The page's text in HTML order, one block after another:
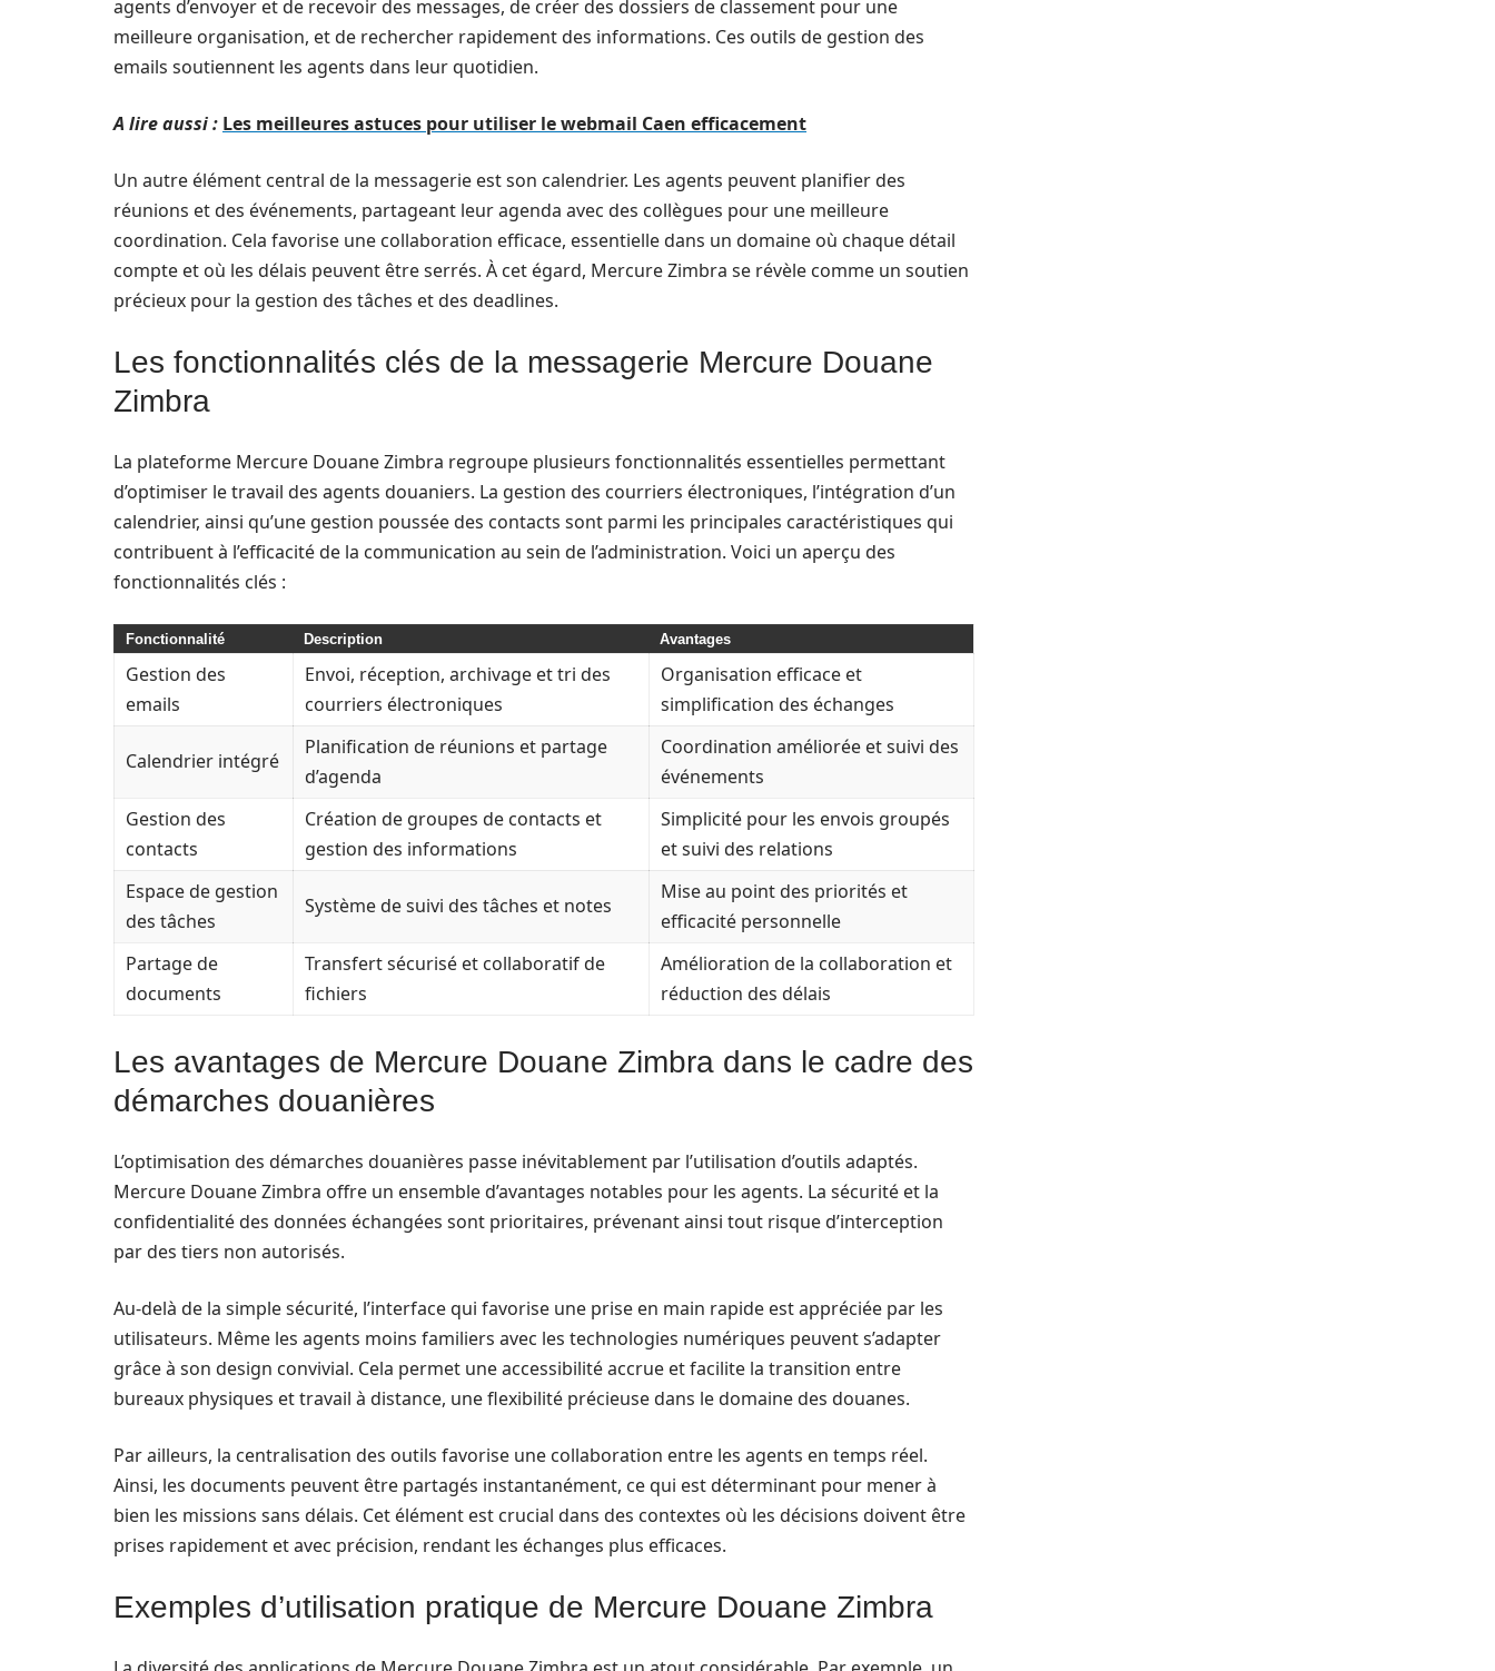
agents d’envoyer et de recevoir des messages, de créer des dossiers de classement pour une
meilleure organisation, et de rechercher rapidement des informations. Ces outils de gestion des
emails soutiennent les agents dans leur quotidien.
A lire aussi : Les meilleures astuces pour utiliser le webmail Caen efficacement
Un autre élément central de la messagerie est son calendrier. Les agents peuvent planifier des
réunions et des événements, partageant leur agenda avec des collègues pour une meilleure
coordination. Cela favorise une collaboration efficace, essentielle dans un domaine où chaque détail
compte et où les délais peuvent être serrés. À cet égard, Mercure Zimbra se révèle comme un soutien
précieux pour la gestion des tâches et des deadlines.
Les fonctionnalités clés de la messagerie Mercure Douane
Zimbra
La plateforme Mercure Douane Zimbra regroupe plusieurs fonctionnalités essentielles permettant
d’optimiser le travail des agents douaniers. La gestion des courriers électroniques, l’intégration d’un
calendrier, ainsi qu’une gestion poussée des contacts sont parmi les principales caractéristiques qui
contribuent à l’efficacité de la communication au sein de l’administration. Voici un aperçu des
fonctionnalités clés :
Fonctionnalité Description Avantages
Gestion des
emails
Envoi, réception, archivage et tri des
courriers électroniques
Organisation efficace et
simplification des échanges
Calendrier intégré
Planification de réunions et partage
d’agenda
Coordination améliorée et suivi des
événements
Gestion des
contacts
Création de groupes de contacts et
gestion des informations
Simplicité pour les envois groupés
et suivi des relations
Espace de gestion
des tâches
Système de suivi des tâches et notes
Mise au point des priorités et
efficacité personnelle
Partage de
documents
Transfert sécurisé et collaboratif de
fichiers
Amélioration de la collaboration et
réduction des délais
Les avantages de Mercure Douane Zimbra dans le cadre des
démarches douanières
L’optimisation des démarches douanières passe inévitablement par l’utilisation d’outils adaptés.
Mercure Douane Zimbra offre un ensemble d’avantages notables pour les agents. La sécurité et la
confidentialité des données échangées sont prioritaires, prévenant ainsi tout risque d’interception
par des tiers non autorisés.
Au-delà de la simple sécurité, l’interface qui favorise une prise en main rapide est appréciée par les
utilisateurs. Même les agents moins familiers avec les technologies numériques peuvent s’adapter
grâce à son design convivial. Cela permet une accessibilité accrue et facilite la transition entre
bureaux physiques et travail à distance, une flexibilité précieuse dans le domaine des douanes.
Par ailleurs, la centralisation des outils favorise une collaboration entre les agents en temps réel.
Ainsi, les documents peuvent être partagés instantanément, ce qui est déterminant pour mener à
bien les missions sans délais. Cet élément est crucial dans des contextes où les décisions doivent être
prises rapidement et avec précision, rendant les échanges plus efficaces.
Exemples d’utilisation pratique de Mercure Douane Zimbra